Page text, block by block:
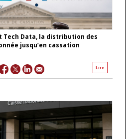
Tech Data, la distribution des
jusqu’en cassation
Lire